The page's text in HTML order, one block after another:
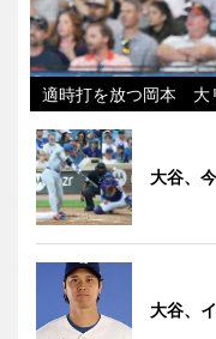
適時打を放つ岡本 大
大谷、
大谷、